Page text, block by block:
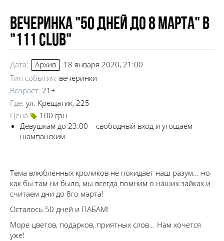
Вечеринка "50 дней до 8 марта" в
"111 club"
Дата: Архив
18 января 2020, 21:00
Тип события: вечеринки
Возраст: 21+
Где: ул. Крещатик, 225
Цена
100 грн
Девушкам до 23:00 – свободный вход и угощаем
шампанским
Тема влюблённых кроликов не покидает наш разум... но
как бы там ни было, мы всегда помним о наших зайках и
считаем дни до 8го марта!
Осталось 50 дней и ПАБАМ!
Море цветов, подарков, приятных слов... Нам хочется
уже!